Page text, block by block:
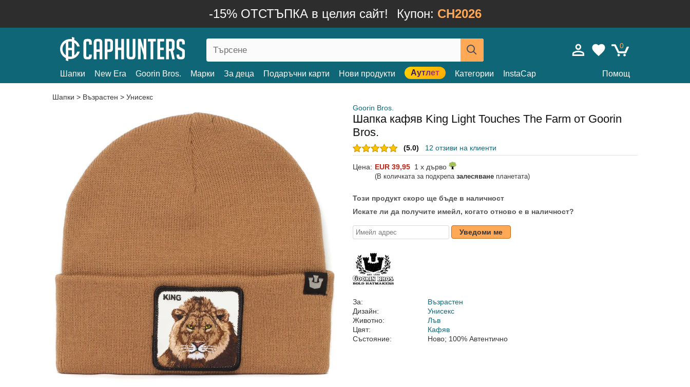
-15% ОТСТЪПКА в целия сайт! Купон: CH2026
0
Шапки New Era Goorin Bros. Марки За деца Подаръчни карти Нови продукти Аутлет Категории InstaCap Помощ
Шапки > Възрастен > Унисекс
Goorin Bros.
Шапка кафяв King Light Touches The Farm от Goorin
Bros.
(5.0) 12 отзиви на клиенти
Цена: EUR 39,95 1 x дърво
(В количката за подкрепа залесяване планетата)
Този продукт скоро ще бъде в наличност
Искате ли да получите имейл, когато отново е в наличност?
Уведоми ме
За:
Възрастен
Дизайн:
Унисекс
Животно:
Лъв
Цвят:
Кафяв
Състояние:
Ново; 100% Автентично